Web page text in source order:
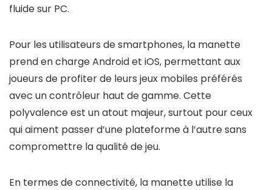
fluide sur PC.
Pour les utilisateurs de smartphones, la manette
prend en charge Android et iOS, permettant aux
joueurs de profiter de leurs jeux mobiles préférés
avec un contrôleur haut de gamme. Cette
polyvalence est un atout majeur, surtout pour ceux
qui aiment passer d’une plateforme à l’autre sans
compromettre la qualité de jeu.
En termes de connectivité, la manette utilise la